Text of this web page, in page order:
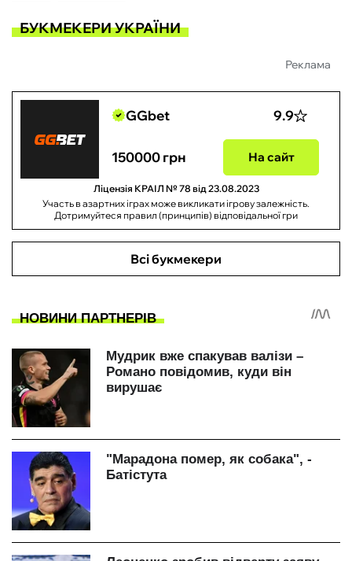
БУКМЕКЕРИ УКРАЇНИ
Реклама
GGbet 9.9
150000 грн На сайт
Ліцензія КРАІЛ № 78 від 23.08.2023
Участь в азартних іграх може викликати ігрову залежність.
Дотримуйтеся правил (принципів) відповідальної гри
Всі букмекери